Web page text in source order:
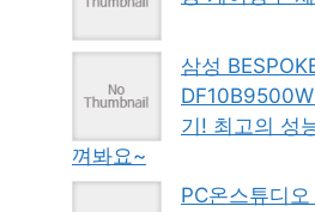
삼성
기! 최고의 성
껴봐요~
PC온스튜디